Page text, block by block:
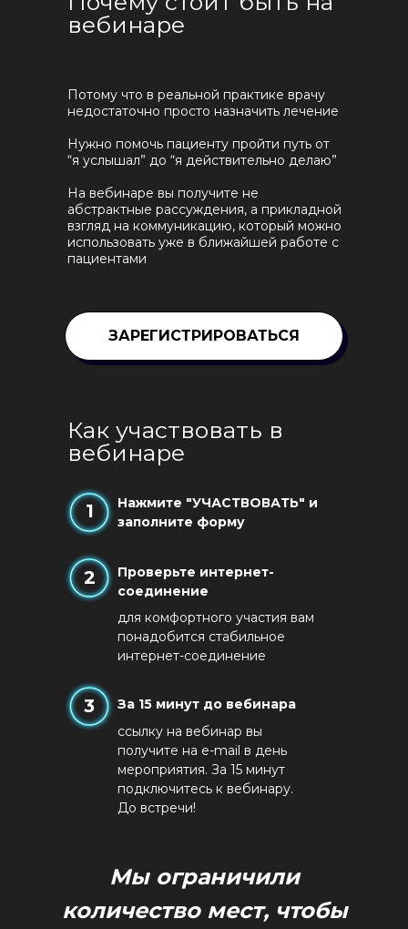
ЗАРЕГИСТРИРОВАТЬСЯ
Потому что в реальной практике врачу
недостаточно просто назначить лечение
Нужно помочь пациенту пройти путь от
“я услышал” до “я действительно делаю”
На вебинаре вы получите не
абстрактные рассуждения, а прикладной
взгляд на коммуникацию, который можно
использовать уже в ближайшей работе с
пациентами
вебинаре
Нажмите "УЧАСТВОВАТЬ" и
заполните форму
1
для комфортного участия вам
понадобится стабильное
интернет-соединение
Проверьте интернет-
соединение
Мы ограничили
количество мест, чтобы
ссылку на вебинар вы
получите на e-mail в день
мероприятия. За 15 минут
подключитесь к вебинару.
До встречи!
За 15 минут до вебинара
Как участвовать в
вебинаре
2
3